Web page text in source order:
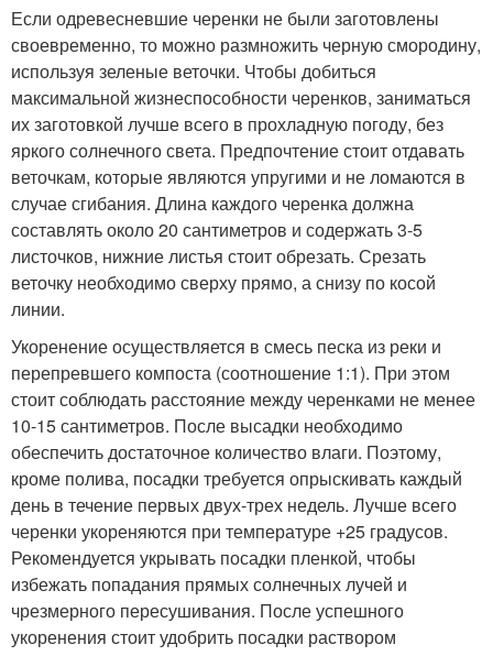
Если одревесневшие черенки не были заготовлены
своевременно, то можно размножить черную смородину,
используя зеленые веточки. Чтобы добиться
максимальной жизнеспособности черенков, заниматься
их заготовкой лучше всего в прохладную погоду, без
яркого солнечного света. Предпочтение стоит отдавать
веточкам, которые являются упругими и не ломаются в
случае сгибания. Длина каждого черенка должна
составлять около 20 сантиметров и содержать 3-5
листочков, нижние листья стоит обрезать. Срезать
веточку необходимо сверху прямо, а снизу по косой
линии.
Укоренение осуществляется в смесь песка из реки и
перепревшего компоста (соотношение 1:1). При этом
стоит соблюдать расстояние между черенками не менее
10-15 сантиметров. После высадки необходимо
обеспечить достаточное количество влаги. Поэтому,
кроме полива, посадки требуется опрыскивать каждый
день в течение первых двух-трех недель. Лучше всего
черенки укореняются при температуре +25 градусов.
Рекомендуется укрывать посадки пленкой, чтобы
избежать попадания прямых солнечных лучей и
чрезмерного пересушивания. После успешного
укоренения стоит удобрить посадки раствором